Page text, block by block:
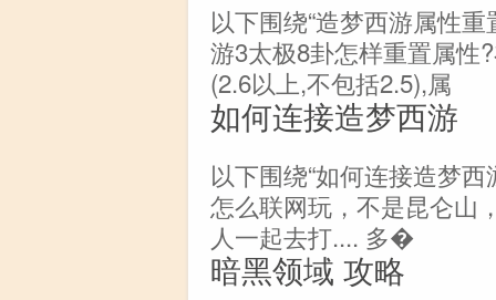
以下围绕“造梦西游属性
游3太极8卦怎样重置属性
(2.6以上,不包括2.5),属
如何连接造梦西游
以下围绕“如何连接造梦
怎么联网玩，不是昆仑山
人一起去打.... 多�
暗黑领域 攻略